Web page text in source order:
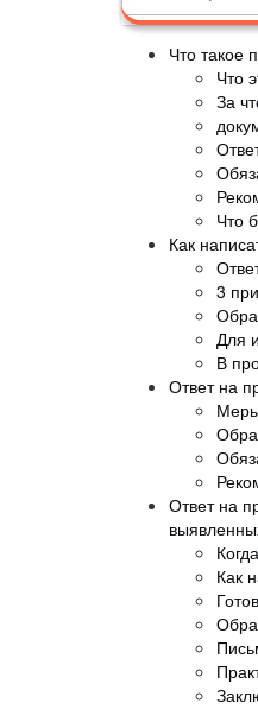
Что такое
Что
За
Что
Как
3
Для
В
Ответ на
Ответ на
Как